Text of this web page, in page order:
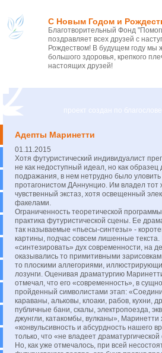
С Новым Годом и
Благотворительный Фонд
поздравляет всех друзей с
Рождеством! В будущем году
большого здоровья, крепкого
настоящих друзей!
проект создан по
Адепты Маринетти
01.11.2015
Хотя футуристический индивидуалист
не как недоступный идеал, но как образец
подражания, в нем нетрудно было уловить
протагонистом ДАннунцио. Им владел тот
чувственный экстаз, хотя освещенный
факелами.
Ограниченность теоретической
практика футуристической сцены. Ее
так называемые «пьесы-синтезы» -
картины, подчас совсем лишенные
«синтезировать» дух современности, на
оказывались то примитивными
то плоскими аллегориями,
лозунги. Оценивая драматургию
отмечал, что его «современность», в
пройденный символистами этап:
караваны, альковы, клоаки, рабов, кухни,
публичные бани, скалы, электропоезда,
джунгли, катакомбы, вулканы», Маринетти
«конвульсивность и абсурдность нашего
только, что «не владеет
Но, как уже отмечалось, при всей